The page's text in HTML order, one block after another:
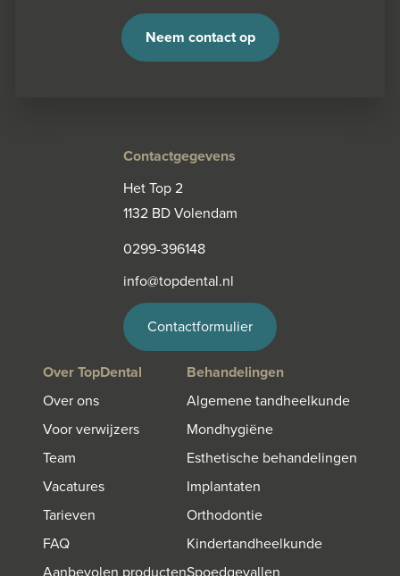
Neem contact op
Contactgegevens
Het Top 2
1132 BD Volendam
0299-396148
info@topdental.nl
Contactformulier
Over TopDental
Over ons
Voor verwijzers
Team
Vacatures
Tarieven
FAQ
Behandelingen
Algemene tandheelkunde
Mondhygiëne
Esthetische behandelingen
Implantaten
Orthodontie
Kindertandheelkunde